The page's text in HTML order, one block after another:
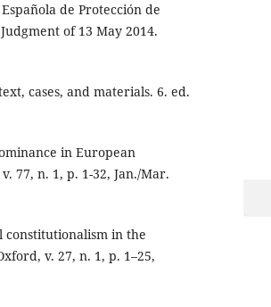
de Protección de
of 13 May 2014.
cases, and materials. 6. ed.
in European
77, n. 1, p. 1-32, Jan./Mar.
constitutionalism in the
v. 27, n. 1, p. 1–25,